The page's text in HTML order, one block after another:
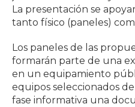
La presentación se
tanto físico (paneles)
Los paneles de las
formarán parte de una
en un equipamiento
equipos seleccionados
fase informativa una